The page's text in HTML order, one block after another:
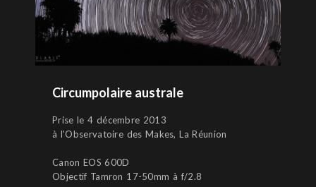
Circumpolaire australe
Prise le 4 décembre 2013
à l'Observatoire des Makes, La Réunion
Canon EOS 600D
Objectif Tamron 17-50mm à f/2.8